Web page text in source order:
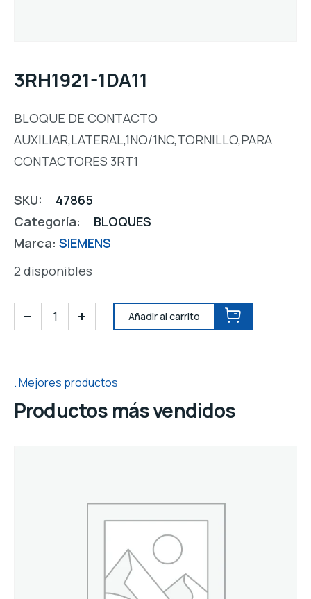
3RH1921-1DA11
BLOQUE DE CONTACTO
AUXILIAR,LATERAL,1NO/1NC,TORNILLO,PARA
CONTACTORES 3RT1
SKU:
47865
Categoría:
BLOQUES
Marca: SIEMENS
2 disponibles
Añadir al carrito
Mejores productos
Productos más vendidos